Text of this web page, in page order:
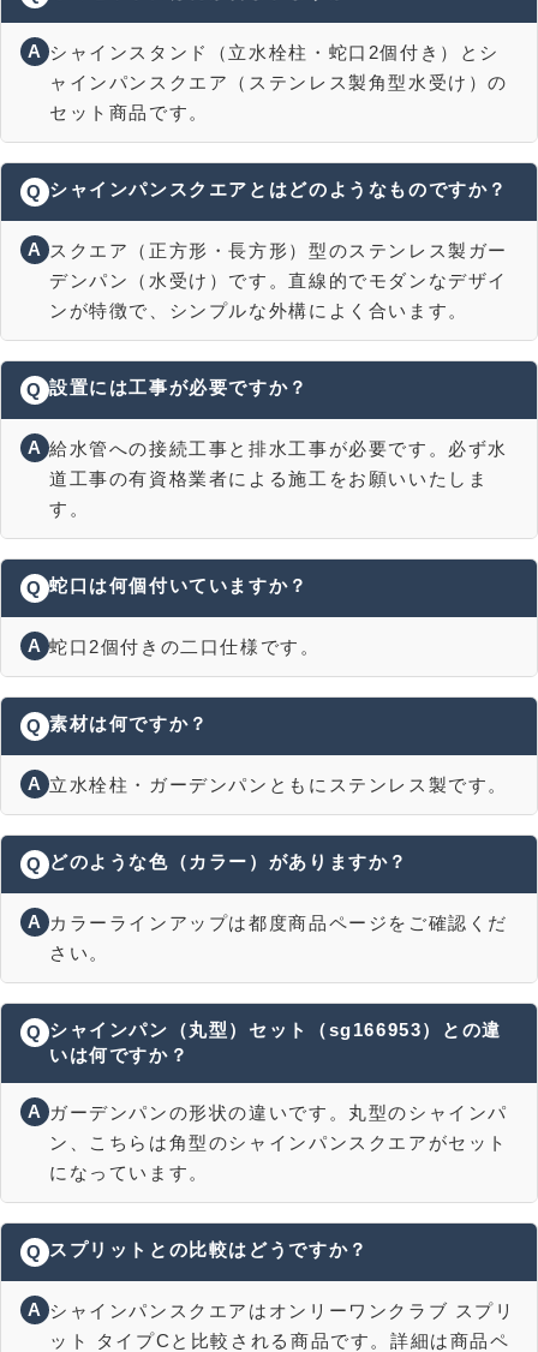
A シャインスタンド（立水栓柱・蛇口2個付き）とシ
ャインパンスクエア（ステンレス製角型水受け）の
セット商品です。
Q シャインパンスクエアとはどのようなものですか？
A スクエア（正方形・長方形）型のステンレス製ガー
デンパン（水受け）です。直線的でモダンなデザイ
ンが特徴で、シンプルな外構によく合います。
Q 設置には工事が必要ですか？
A 給水管への接続工事と排水工事が必要です。必ず水
道工事の有資格業者による施工をお願いいたしま
す。
Q 蛇口は何個付いていますか？
A 蛇口2個付きの二口仕様です。
Q 素材は何ですか？
A 立水栓柱・ガーデンパンともにステンレス製です。
Q どのような色（カラー）がありますか？
A カラーラインアップは都度商品ページをご確認くだ
さい。
Q シャインパン（丸型）セット（sg166953）との違
いは何ですか？
A ガーデンパンの形状の違いです。丸型のシャインパ
ン、こちらは角型のシャインパンスクエアがセット
になっています。
Q スプリットとの比較はどうですか？
A シャインパンスクエアはオンリーワンクラブ スプリ
ット タイプCと比較される商品です。詳細は商品ペ